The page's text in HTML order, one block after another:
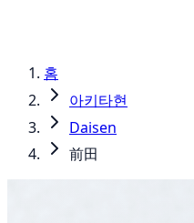
홈
아키타현
Daisen
前田